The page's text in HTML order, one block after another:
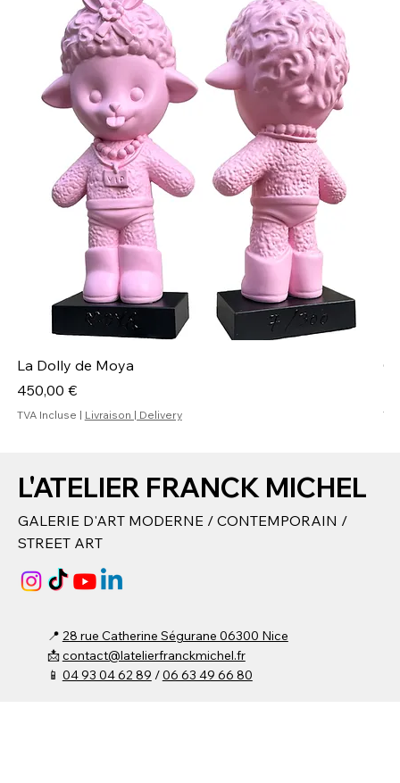
La Dolly de Moya
Prix
450,00 €
TVA Incluse | Livraison | Delivery
L'ATELIER FRANCK MICHEL
GALERIE D'ART MODERNE / CONTEMPORAIN /
STREET ART
📍 28 rue Catherine Ségurane 06300 Nice
📩contact@latelierfranckmichel.fr
📱 04 93 04 62 89 /06 63 49 66 80​